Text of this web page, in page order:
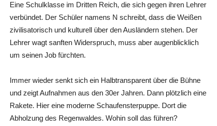
Eine Schulklasse im Dritten Reich, die sich gegen ihren Lehrer
verbündet. Der Schüler namens N schreibt, dass die Weißen
zivilisatorisch und kulturell über den Ausländern stehen. Der
Lehrer wagt sanften Widerspruch, muss aber augenblicklich
um seinen Job fürchten.
Immer wieder senkt sich ein Halbtransparent über die Bühne
und zeigt Aufnahmen aus den 30er Jahren. Dann plötzlich eine
Rakete. Hier eine moderne Schaufensterpuppe. Dort die
Abholzung des Regenwaldes. Wohin soll das führen?